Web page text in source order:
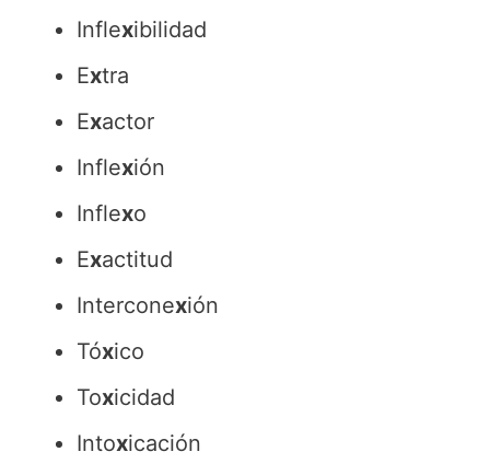
Inflexibilidad
Extra
Exactor
Inflexión
Inflexo
Exactitud
Interconexión
Tóxico
Toxicidad
Intoxicación